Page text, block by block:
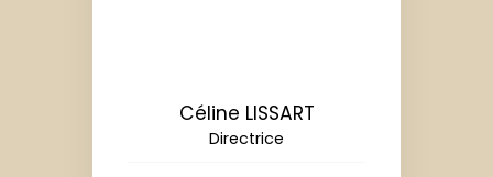
Céline LISSART
Directrice